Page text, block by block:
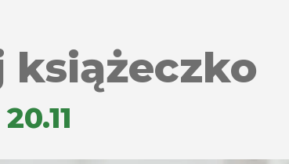
książeczko